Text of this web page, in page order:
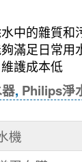
中的雜質和
滿足日常用
護成本低
, Philips淨
機